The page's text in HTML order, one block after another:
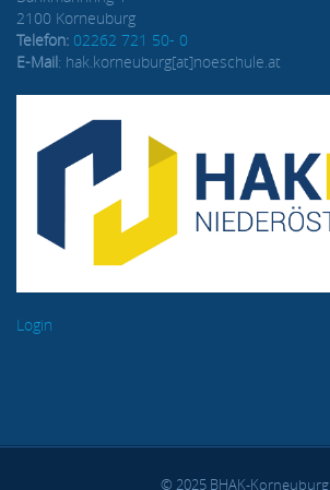
2100 Korneuburg
Telefon: 02262 721 50- 0
E-Mail: hak.korneuburg[at]noeschule.at
Login
© 2025 BHAK-Korneuburg